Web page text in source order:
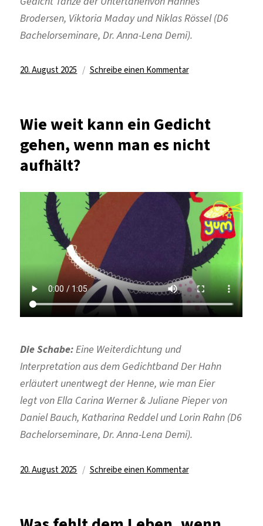
Brodersen, Viktoria Maday und Niklas Rössel (D6
Bachelorseminare, Dr. Anna-Lena Demi).
Veröffentlicht
20. August 2025 Schreibe einen Kommentarzu
Stimme,
Füße
oder
Wie weit kann ein Gedicht
gehen, wenn man es nicht
aufhält?
Die Schabe:Eine Weiterdichtung und
Interpretation aus dem GedichtbandDer Hahn
erläutert unentwegt der Henne, wie man Eier
legt von Ella Carina Werner & Juliane Pieper von
Daniel Bauch, Katharina Reddel und Lorin Rahn (D6
Bachelorseminare, Dr. Anna-Lena Demi).
Veröffentlicht
20. August 2025 Schreibe einen Kommentarzu